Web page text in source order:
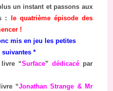
un instant et passons aux
:
le quatrième épisode des
!
mis en jeu les petites
*
“Surface” dédicacépar
“Jonathan Strange & Mr